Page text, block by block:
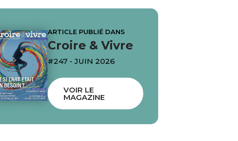
ARTICLE PUBLIÉ DANS
Croire & Vivre
#247 - JUIN 2026
VOIR LE
MAGAZINE